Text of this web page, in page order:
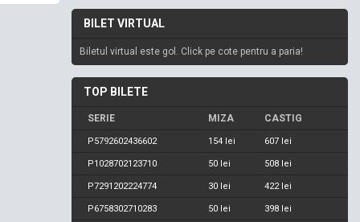
BILET VIRTUAL
Biletul virtual este gol. Click pe cote pentru a paria!
TOP BILETE
SERIE MIZA CASTIG
P5792602436602 154 lei 607 lei
P1028702123710 50 lei 508 lei
P7291202224774 30 lei 422 lei
P6758302710283 50 lei 398 lei